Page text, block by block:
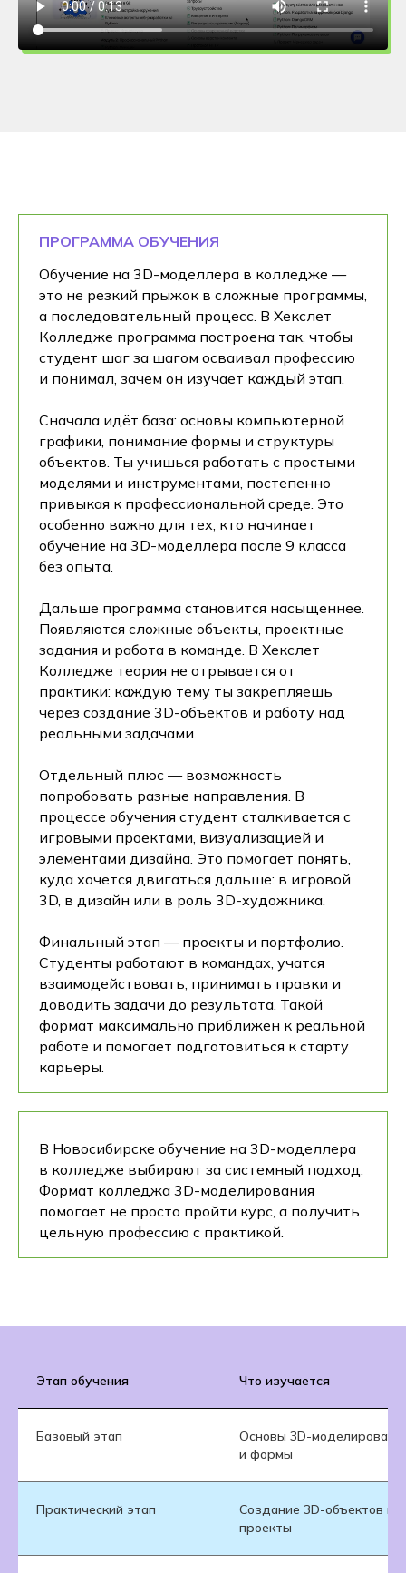
ПРОГРАММА ОБУЧЕНИЯ
Обучение на 3D-моделлера в колледже —
это не резкий прыжок в сложные программы,
а последовательный процесс. В Хекслет
Колледже программа построена так, чтобы
студент шаг за шагом осваивал профессию
и понимал, зачем он изучает каждый этап.
Сначала идёт база: основы компьютерной
графики, понимание формы и структуры
объектов. Ты учишься работать с простыми
моделями и инструментами, постепенно
привыкая к профессиональной среде. Это
особенно важно для тех, кто начинает
обучение на 3D-моделлера после 9 класса
без опыта.
Дальше программа становится насыщеннее.
Появляются сложные объекты, проектные
задания и работа в команде. В Хекслет
Колледже теория не отрывается от
практики: каждую тему ты закрепляешь
через создание 3D-объектов и работу над
реальными задачами.
Отдельный плюс — возможность
попробовать разные направления. В
процессе обучения студент сталкивается с
игровыми проектами, визуализацией и
элементами дизайна. Это помогает понять,
куда хочется двигаться дальше: в игровой
3D, в дизайн или в роль 3D-художника.
Финальный этап — проекты и портфолио.
Студенты работают в командах, учатся
взаимодействовать, принимать правки и
доводить задачи до результата. Такой
формат максимально приближен к реальной
работе и помогает подготовиться к старту
карьеры.
В Новосибирске обучение на 3D-моделлера
в колледже выбирают за системный подход.
Формат колледжа 3D-моделирования
помогает не просто пройти курс, а получить
цельную профессию с практикой.
Этап обучения Что изучается
Базовый этап
Основы 3D-
и формы
Практический этап
Создание 3D-объектов и
проекты